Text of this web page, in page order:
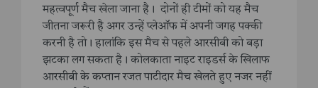
महत्वपूर्ण मैच खेला जाना है। ‌ दोनों ही टीमों को यह मैच
जीतना जरूरी है अगर उन्हें प्लेऑफ में अपनी जगह पक्की
करनी है तो। हालांकि इस मैच से पहले आरसीबी को बड़ा
झटका लग सकता है। कोलकाता नाइट राइडर्स के खिलाफ
आरसीबी के कप्तान रजत पाटीदार मैच खेलते हुए नजर नहीं